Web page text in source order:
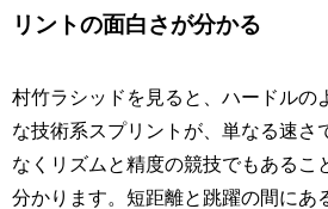
リントの面白さが分かる
村竹ラシッドを見ると、ハードルの
な技術系スプリントが、単なる速さ
なくリズムと精度の競技でもあるこ
分かります。短距離と跳躍の間にあ